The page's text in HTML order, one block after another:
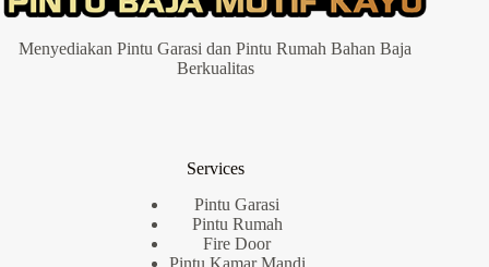
Menyediakan Pintu Garasi dan Pintu Rumah Bahan Baja
Berkualitas
Services
Pintu Garasi
Pintu Rumah
Fire Door
Pintu Kamar Mandi